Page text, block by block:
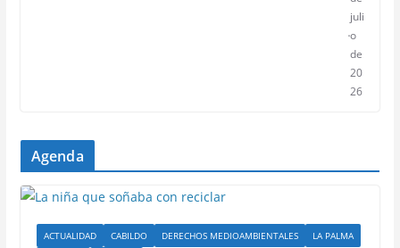
juli
o
de
20
26
Agenda
ACTUALIDAD CABILDO DERECHOS MEDIOAMBIENTALES
LA PALMA